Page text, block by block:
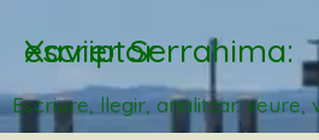
Xavier Serrahima: escriptor
Escriure, llegir, analitzar. veure,